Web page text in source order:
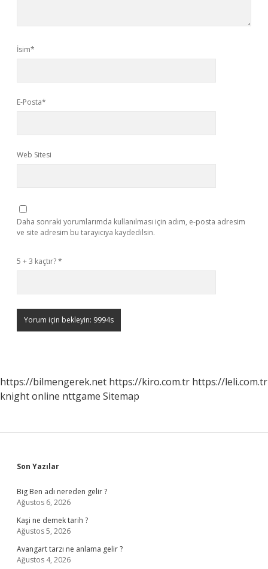
İsim*
E-Posta*
Web Sitesi
Daha sonraki yorumlarımda kullanılması için adım, e-posta adresim
ve site adresim bu tarayıcıya kaydedilsin.
5 + 3 kaçtır?*
https://bilmengerek.net https://kiro.com.tr https://leli.com.tr
knight online nttgame Sitemap
Sidebar
Son Yazılar
Big Ben adı nereden gelir ?
Ağustos 6, 2026
Kaşi ne demek tarih ?
Ağustos 5, 2026
Avangart tarzı ne anlama gelir ?
Ağustos 4, 2026